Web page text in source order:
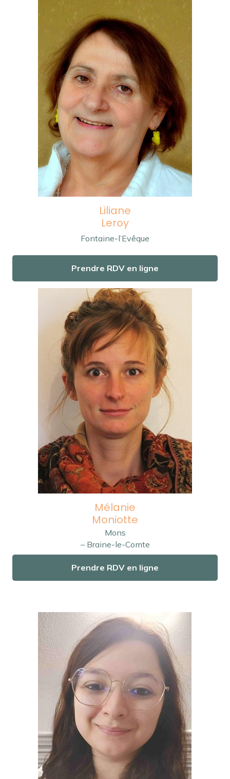
Liliane
Leroy
Fontaine-l’Evêque
Prendre RDV en ligne
Mélanie
Moniotte
Mons
– Braine-le-Comte
Prendre RDV en ligne